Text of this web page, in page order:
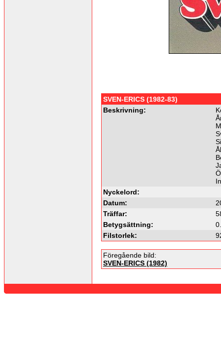
SVEN-ERICS (1982-83)
Beskrivning:
Nyckelord:
Datum:
Träffar:
Betygsättning:
Filstorlek:
Föregående bild:
SVEN-ERICS (1982)